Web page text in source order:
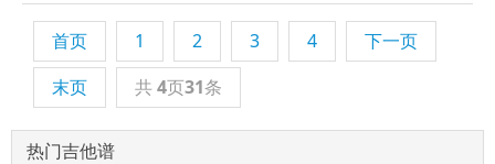
首页 1 2 3 4
下一页
末页
共4页31条
热门吉他谱